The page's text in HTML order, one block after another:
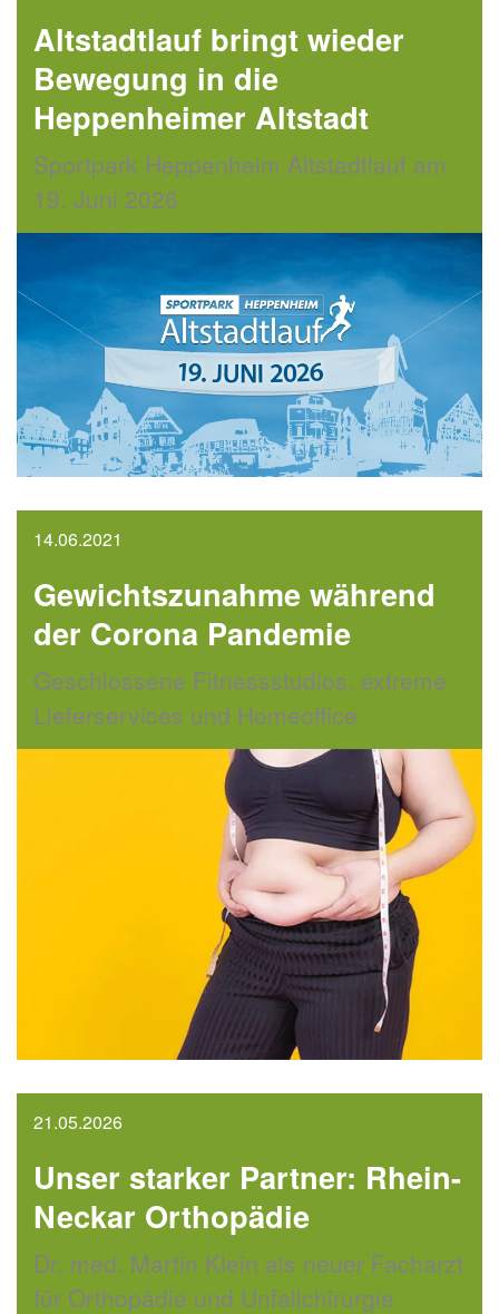
Altstadtlauf bringt wieder
Bewegung in die
Heppenheimer Altstadt
Sportpark Heppenheim Altstadtlauf am
19. Juni 2026
14.06.2021
Gewichtszunahme während
der Corona Pandemie
Geschlossene Fitnessstudios, extreme
Lieferservices und Homeoffice
21.05.2026
Unser starker Partner: Rhein-
Neckar Orthopädie
Dr. med. Martin Klein als neuer Facharzt
für Orthopädie und Unfallchirurgie